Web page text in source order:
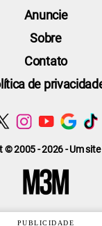
© 2005 - 2026 - Um
Anuncie
Sobre
Contato
de
PUBLICIDADE